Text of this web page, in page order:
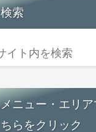
検索
メニュー・エリ
ちらをクリック